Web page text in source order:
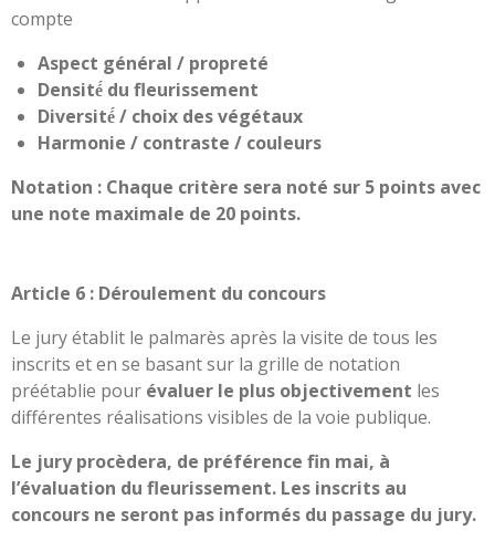
compte
Aspect général / propreté
Densité́ du fleurissement
Diversité́ / choix des végétaux
Harmonie / contraste / couleurs
Notation : Chaque critère sera noté sur 5 points avec
une note maximale de 20 points.
Article 6 : Déroulement du concours
Le jury établit le palmarès après la visite de tous les
inscrits et en se basant sur la grille de notation
préétablie pour évaluer le plus objectivement les
différentes réalisations visibles de la voie publique.
Le jury procèdera, de préférence fin mai, à
l’évaluation du fleurissement. Les inscrits au
concours ne seront pas informés du passage du jury.